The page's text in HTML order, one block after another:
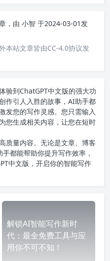
，由 小智 于2024-03-01发
本站文章皆由CC-4.0协议发
验到ChatGPT中文版的强大功
作引人入胜的故事，AI助手都
发您的写作灵感。您只需输入
您生成相关内容，让您在短时
质量内容。无论是文章、博客
都能帮助你提升写作效率，
中文版 ，开启你的智能写作
解锁AI智能写作新时
代：最全免费工具与应
用你不可不知！